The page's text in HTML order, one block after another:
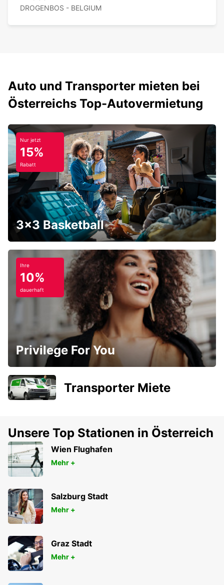
DROGENBOS - BELGIUM
Auto und Transporter mieten bei
Österreichs Top-Autovermietung
Nur jetzt
15%
Rabatt
3x3 Basketball
Ihre
10%
dauerhaft
Privilege For You
Transporter Miete
Unsere Top Stationen in Österreich
Wien Flughafen
Mehr +
Salzburg Stadt
Mehr +
Graz Stadt
Mehr +